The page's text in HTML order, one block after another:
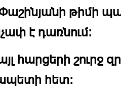
թիմի
է դառնում:
հարցերի շուրջ
հետ: